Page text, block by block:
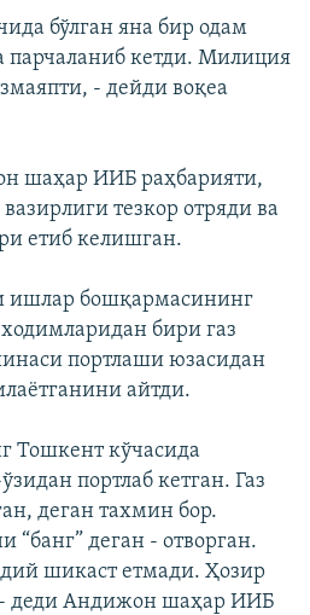
бўлган яна бир одам
кетди. Милиция
- дейди воқеа
шаҳар ИИБ раҳбарияти,
тезкор отряди ва
етиб келишган.
бошқармасининг
бири газ
портлаши юзасидан
айтди.
Тошкент кўчасида
портлаб кетган. Газ
деган тахмин бор.
деган - отворган.
шикаст етмади. Ҳозир
- деди Андижон шаҳар ИИБ